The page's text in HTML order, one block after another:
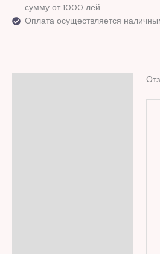
сумму от 1000 лей.
Оплата осуществляется